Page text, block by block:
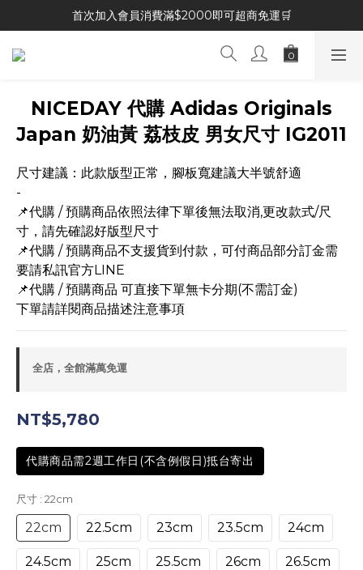
首次加入會員消費滿$2000即可超商免運🛒
NICEDAY 代購 Adidas Originals
Japan 奶油黃 荔枝皮 男女尺寸 IG2011
尺寸建議：此款版型正常，腳板寬建議大半號舒適
-
📌代購 / 預購商品依照法律下單後無法取消,更改款式/尺
寸，請先確認好版型尺寸
📌代購 / 預購商品不支援貨到付款，可付商品部分訂金需
要請私訊官方LINE
📌代購 / 預購商品 可直接下單無卡分期(不需訂金)
下單請詳閱商品描述注意事項
全店，全館滿萬免運
NT$5,780
代購商品需2週工作日(不含例假日)抵台寄出
尺寸 : 22cm
22cm 22.5cm 23cm 23.5cm 24cm
24.5cm 25cm 25.5cm 26cm 26.5cm